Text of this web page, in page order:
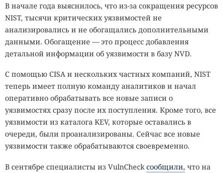
В начале года выяснилось, что из-за сокращения ресурсов
NIST, тысячи критических уязвимостей не
анализировались и не обогащались дополнительными
данными. Обогащение — это процесс добавления
детальной информации об уязвимости в базу NVD.
С помощью CISA и нескольких частных компаний, NIST
теперь имеет полную команду аналитиков и начал
оперативно обрабатывать все новые записи о
уязвимостях сразу после их поступления. Кроме того, все
уязвимости из каталога KEV, которые оставались в
очереди, были проанализированы. Сейчас все новые
уязвимости также обрабатываются своевременно.
В сентябре специалисты из VulnCheck сообщили, что на